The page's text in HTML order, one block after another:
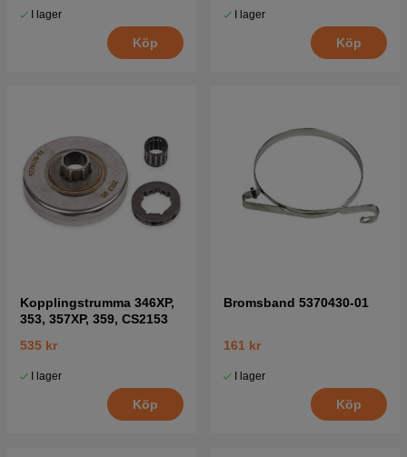
I lager
Köp
I lager
Köp
Kopplingstrumma 346XP,
353, 357XP, 359, CS2153
535 kr
I lager
Köp
Bromsband 5370430-01
161 kr
I lager
Köp